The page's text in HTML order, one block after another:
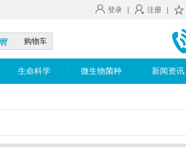
登录 | 注册 |
购物车
生命科学 微生物菌种 新闻资讯